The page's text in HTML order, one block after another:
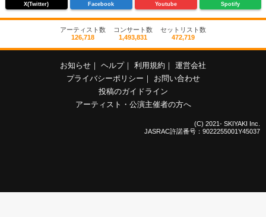
X(Twitter) Facebook Youtube Spotify
アーティスト数
126,718
コンサート数
1,493,831
セットリスト数
472,719
お知らせ ヘルプ 利用規約
運営会社
プライバシーポリシー
お問い合わせ
投稿のガイドライン
アーティスト・公演主催者の方へ
(C) 2021- SKIYAKI Inc.
JASRAC許諾番号：9022255001Y45037